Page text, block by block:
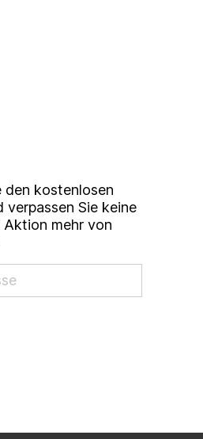
den kostenlosen
verpassen Sie keine
mehr von